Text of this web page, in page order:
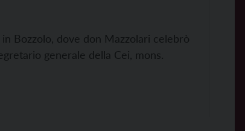
Bozzolo, dove don Mazzolari celebrò
generale della Cei, mons.